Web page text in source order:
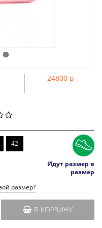
24800 р
42
Идут размер в
размер
размер?
В КОРЗИНУ